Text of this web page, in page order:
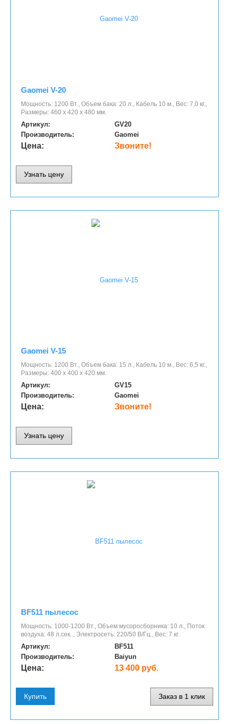
Gaomei V-20
Мощность: 1200 Вт., Объем бака: 20 л., Кабель 10 м., Вес: 7,0 кг.,
Размеры: 460 х 420 х 480 мм.
Артикул:
GV20
Производитель:
Gaomei
Цена: Звоните!
Узнать цену
Gaomei V-15
Мощность: 1200 Вт., Объем бака: 15 л., Кабель 10 м., Вес: 6,5 кг.,
Размеры: 400 х 400 х 420 мм.
Артикул:
GV15
Производитель:
Gaomei
Цена: Звоните!
Узнать цену
BF511 пылесос
Мощность: 1000-1200 Вт., Объем мусоросборника: 10 л., Поток
воздуха: 48 л.сек.., Электросеть: 220/50 В/Гц., Вес: 7 кг.
Артикул:
BF511
Производитель:
Baiyun
Цена: 13 400 руб.
Купить Заказ в 1 клик